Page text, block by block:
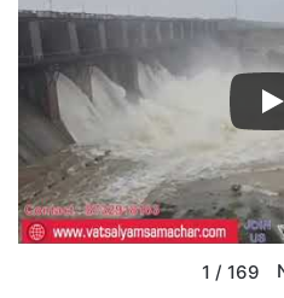
1 / 169